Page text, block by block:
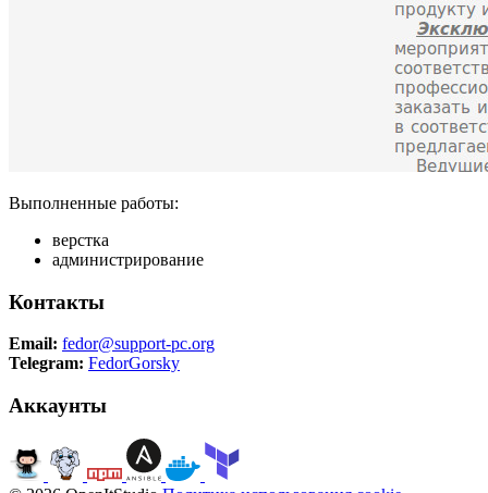
Выполненные работы:
верстка
администрирование
Контакты
Email: fedor@support-pc.org
Telegram: FedorGorsky
Аккаунты